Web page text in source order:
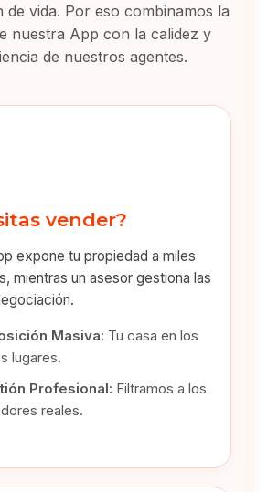
de vida. Por eso combinamos la
nuestra App con la calidez y
de nuestros agentes.
vender?
expone tu propiedad a miles
mientras un asesor gestiona las
Masiva: Tu casa en los
lugares.
Profesional: Filtramos a los
reales.